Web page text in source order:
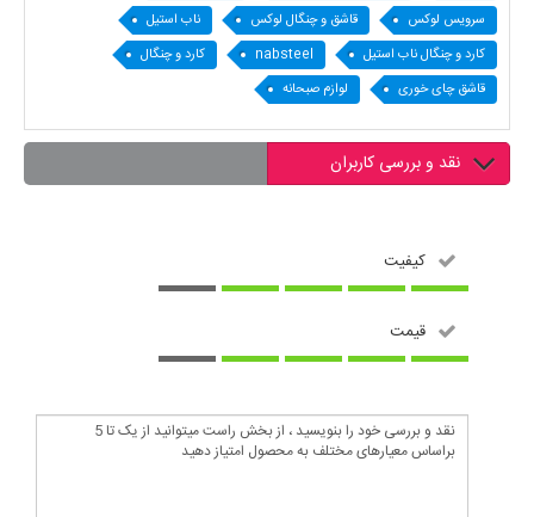
سرویس لوکس
قاشق و چنگال لوکس
ناب استیل
کارد و چنگال ناب استیل
nabsteel
کارد و چنگال
قاشق چای خوری
لوازم صبحانه
نقد و بررسی کاربران
کیفیت
قیمت